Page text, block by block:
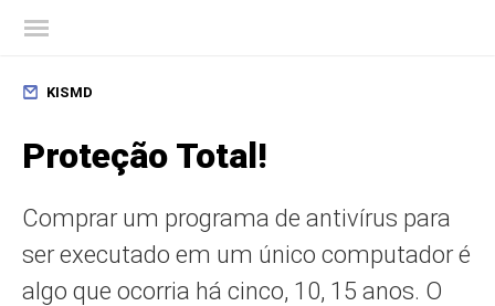
KISMD
Proteção Total!
Comprar um programa de antivírus para
ser executado em um único computador é
algo que ocorria há cinco, 10, 15 anos. O